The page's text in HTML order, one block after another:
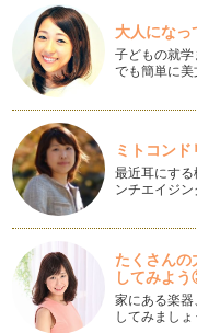
赤ちゃんとエクササイ
ボディコンシェルジュ
も一緒に楽しめるエク
赤ちゃんとエクササイ
ボディコンシェルジュ
のエクササイズは、い
赤ちゃんとエクササイ
ボディコンシェルジュ
イルキープ・ワンポイ
大人になっ
子どもの就
でも簡単に
ミトコン
最近耳にす
ンチエイジ
たくさん
してみよ
家にある楽
してみまし